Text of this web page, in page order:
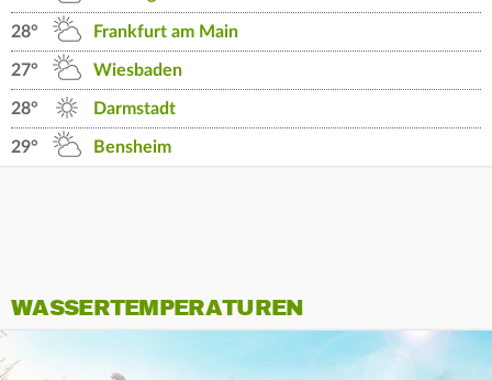
28° Frankfurt am Main
27° Wiesbaden
28° Darmstadt
29° Bensheim
WASSERTEMPERATUREN